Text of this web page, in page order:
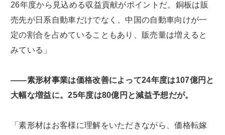
26年度から見込める収益貢献がポイントだ。銅板は販
売先が日系自動車だけでなく、中国の自動車向けが一
定の割合を占めていることもあり、販売量は増えると
みている」
――素形材事業は価格改善によって24年度は107億円と
大幅な増益に。25年度は80億円と減益予想だが。
「素形材はお客様に理解をいただきながら、価格転嫁